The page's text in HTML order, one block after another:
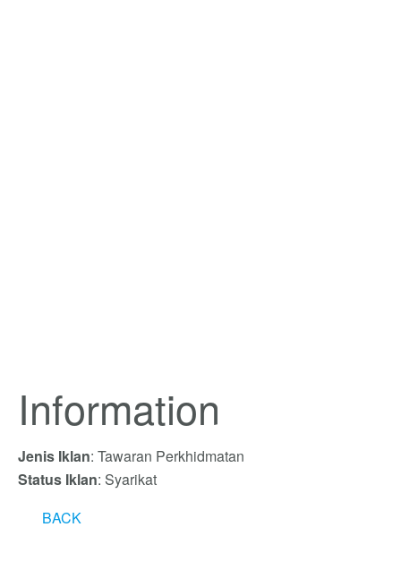
Information
Jenis Iklan: Tawaran Perkhidmatan
Status Iklan: Syarikat
BACK